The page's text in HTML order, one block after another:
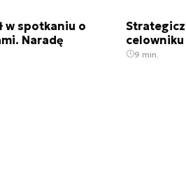
w spotkaniu o
Naradę
9 min.